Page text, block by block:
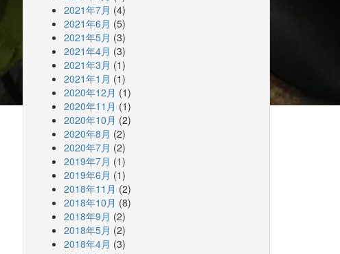
2021年7月 (4)
2021年6月 (5)
2021年5月 (3)
2021年4月 (3)
2021年3月 (1)
2021年1月 (1)
2020年12月 (1)
2020年11月 (1)
2020年10月 (2)
2020年8月 (2)
2020年7月 (2)
2019年7月 (1)
2019年6月 (1)
2018年11月 (2)
2018年10月 (8)
2018年9月 (2)
2018年5月 (2)
2018年4月 (3)